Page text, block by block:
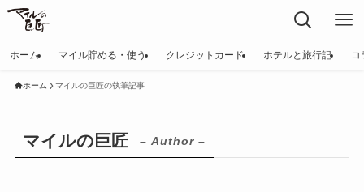
ホーム マイル貯める・使う クレジットカード ホテルと旅行記 コ
ホーム マイルの巨匠の執筆記事
マイルの巨匠 – Author –